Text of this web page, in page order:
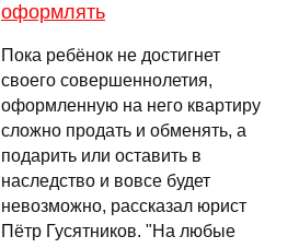
оформлять
Пока ребёнок не достигнет
своего совершеннолетия,
оформленную на него квартиру
сложно продать и обменять, а
подарить или оставить в
наследство и вовсе будет
невозможно, рассказал юрист
Пётр Гусятников. "На любые